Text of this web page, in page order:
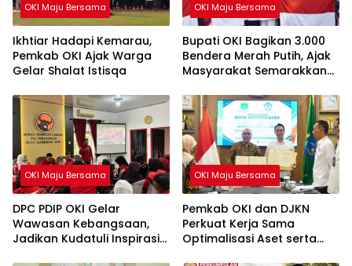
OKI Maju Bersama
Ikhtiar Hadapi Kemarau,
Pemkab OKI Ajak Warga
Gelar Shalat Istisqa
OKI Maju Bersama
Bupati OKI Bagikan 3.000
Bendera Merah Putih, Ajak
Masyarakat Semarakkan
OKI Maju Bersama
DPC PDIP OKI Gelar
Wawasan Kebangsaan,
Jadikan Kudatuli Inspirasi
OKI Maju Bersama
Pemkab OKI dan DJKN
Perkuat Kerja Sama
Optimalisasi Aset serta